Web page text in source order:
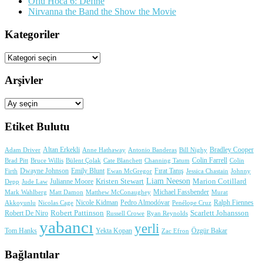
Nirvanna the Band the Show the Movie
Kategoriler
Kategoriler
Arşivler
Arşivler
Etiket Bulutu
Adam Driver Altan Erkekli Anne Hathaway Antonio Banderas Bill Nighy Bradley Cooper
Brad Pitt Bruce Willis Bülent Çolak Cate Blanchett Channing Tatum Colin Farrell Colin
Firth Dwayne Johnson Emily Blunt Ewan McGregor Fırat Tanış Jessica Chastain Johnny
Depp Jude Law Julianne Moore Kristen Stewart Liam Neeson Marion Cotillard
Mark Wahlberg Matt Damon Matthew McConaughey Michael Fassbender Murat
Akkoyunlu Nicolas Cage Nicole Kidman Pedro Almodóvar Penélope Cruz Ralph Fiennes
Robert De Niro Robert Pattinson Russell Crowe Ryan Reynolds Scarlett Johansson
Tom Hanks yabancı Yekta Kopan yerli Zac Efron Özgür Bakar
Bağlantılar